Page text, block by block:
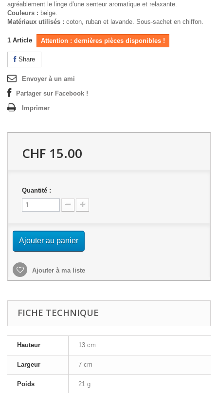
agréablement le linge d’une senteur aromatique et relaxante.
Couleurs : beige.
Matériaux utilisés : coton, ruban et lavande. Sous-sachet en chiffon.
1 Article Attention : dernières pièces disponibles !
Share
Envoyer à un ami
Partager sur Facebook !
Imprimer
CHF 15.00
Quantité :
Ajouter au panier
Ajouter à ma liste
FICHE TECHNIQUE
Hauteur 13 cm
Largeur 7 cm
Poids 21 g